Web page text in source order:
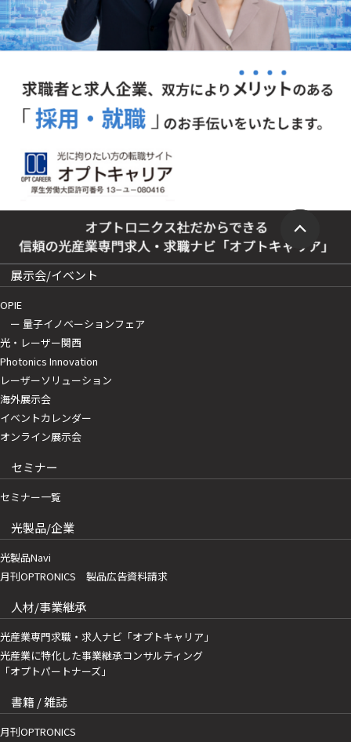
展示会/イベント
OPIE
ー 量子イノベーションフェア
光・レーザー関西
Photonics Innovation
レーザーソリューション
海外展示会
イベントカレンダー
オンライン展示会
セミナー
セミナー一覧
光製品/企業
光製品Navi
月刊OPTRONICS 製品広告資料請求
人材/事業継承
光産業専門求職・求人ナビ「オプトキャリア」
光産業に特化した事業継承コンサルティング
「オプトパートナーズ」
書籍 / 雑誌
月刊OPTRONICS